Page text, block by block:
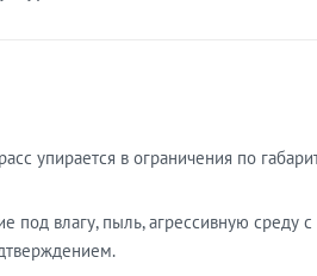
упирается в ограничения по
под влагу, пыль, агрессивную среду с